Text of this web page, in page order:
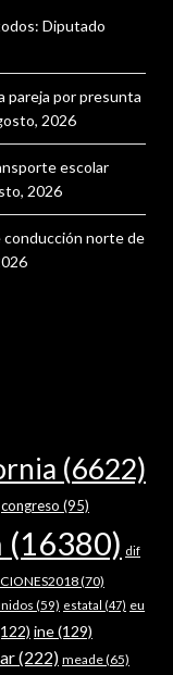
Diputado
pareja por presunta
2026
escolar
2026
conducción norte de
(6622)
congreso (95)
(16380) dif
(70)
(59) estatal (47) eu
ine(129)
(222) meade(65)